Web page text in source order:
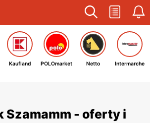
Kaufland POLOmarket Netto Intermarche
Szamamm - oferty i